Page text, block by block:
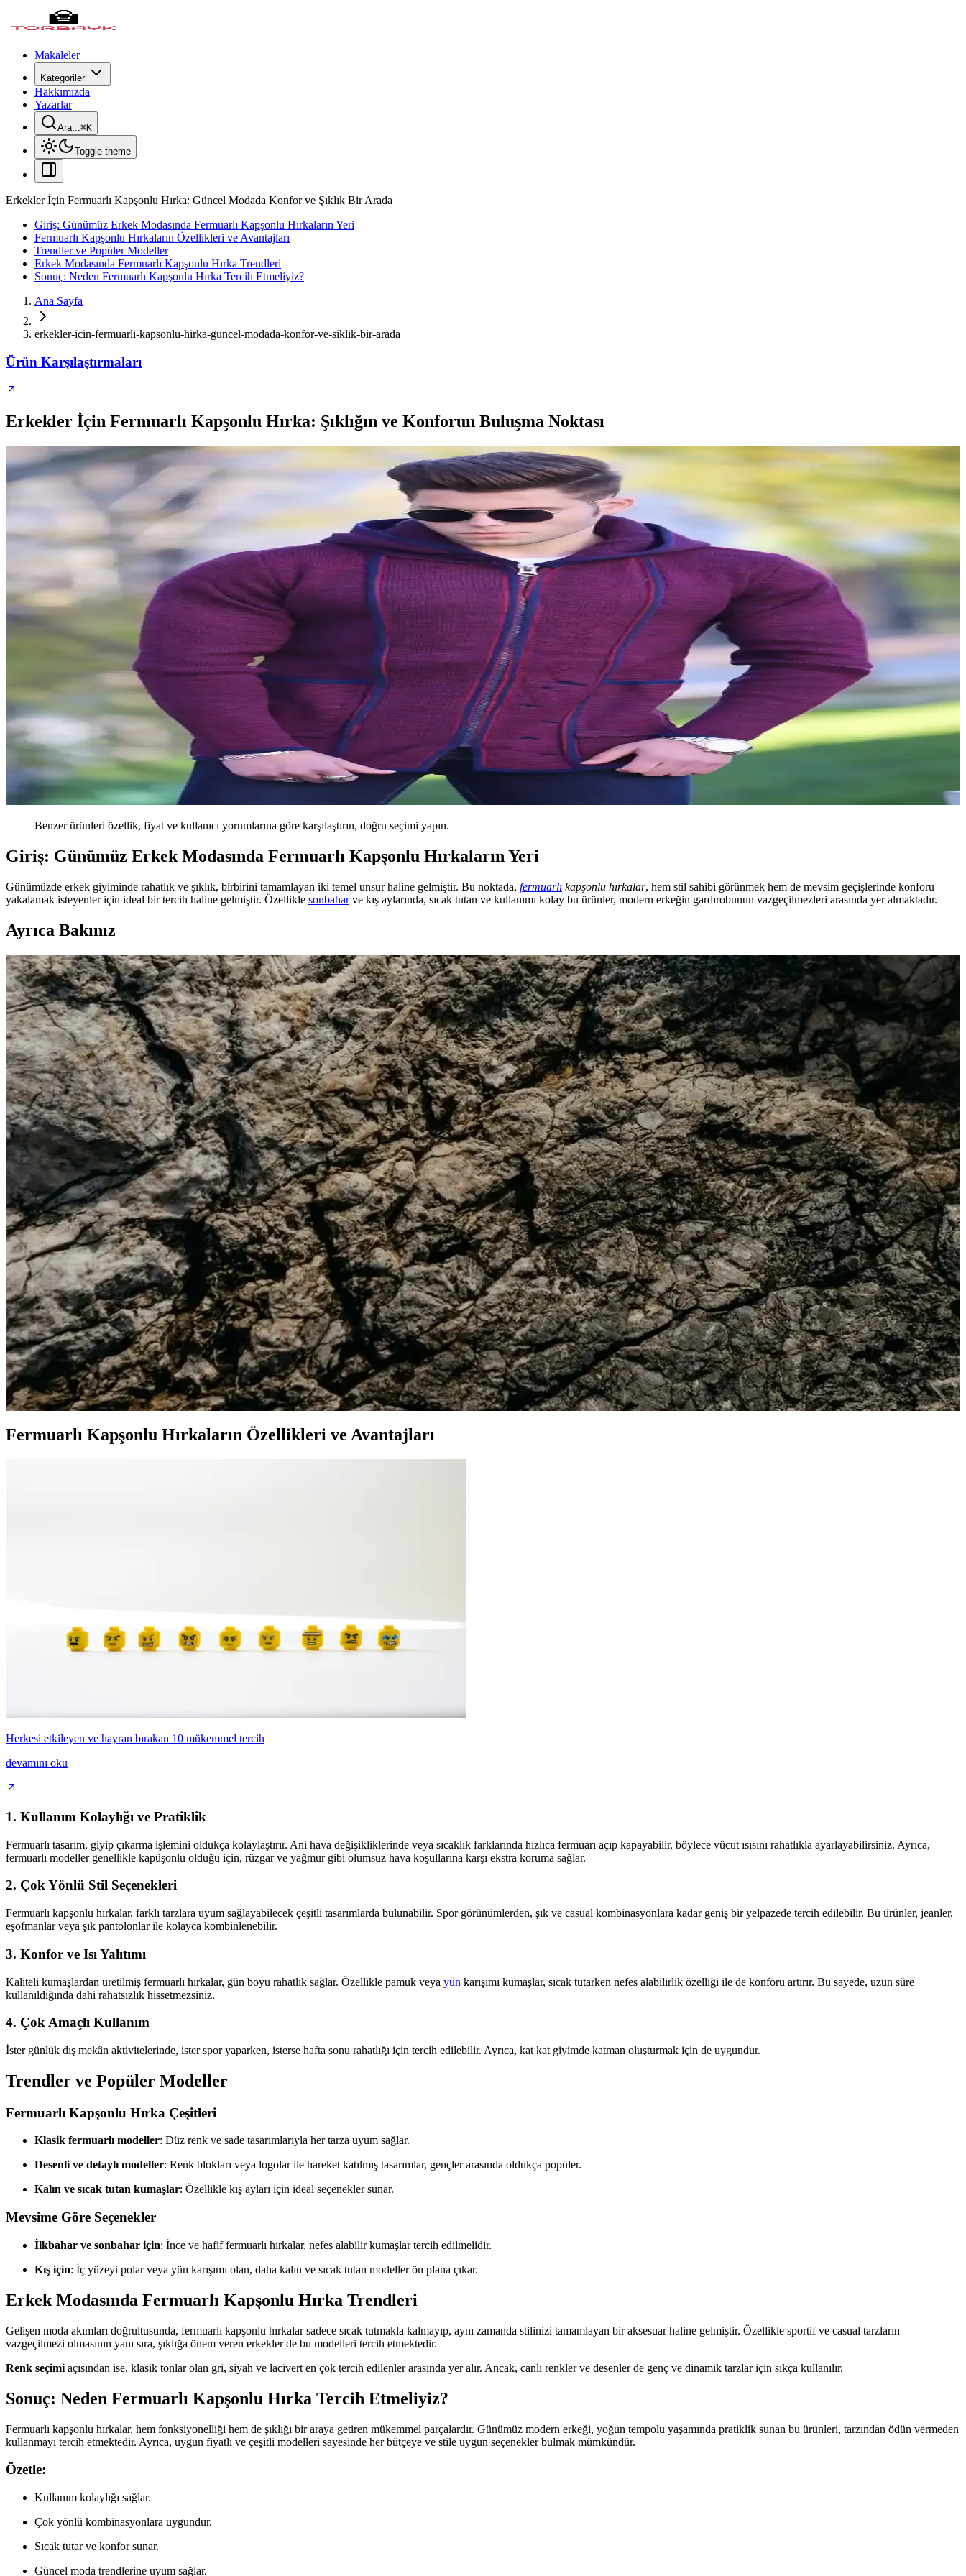
Makaleler
Kategoriler
Hakkımızda
Yazarlar
Ara...⌘K
Toggle theme
Erkekler İçin Fermuarlı Kapşonlu Hırka: Güncel Modada Konfor ve Şıklık Bir Arada
Giriş: Günümüz Erkek Modasında Fermuarlı Kapşonlu Hırkaların Yeri
Fermuarlı Kapşonlu Hırkaların Özellikleri ve Avantajları
Trendler ve Popüler Modeller
Erkek Modasında Fermuarlı Kapşonlu Hırka Trendleri
Sonuç: Neden Fermuarlı Kapşonlu Hırka Tercih Etmeliyiz?
Ana Sayfa
erkekler-icin-fermuarli-kapsonlu-hirka-guncel-modada-konfor-ve-siklik-bir-arada
Ürün Karşılaştırmaları
Erkekler İçin Fermuarlı Kapşonlu Hırka: Şıklığın ve Konforun Buluşma Noktası
Benzer ürünleri özellik, fiyat ve kullanıcı yorumlarına göre karşılaştırın, doğru seçimi yapın.
Giriş: Günümüz Erkek Modasında Fermuarlı Kapşonlu Hırkaların Yeri
Günümüzde erkek giyiminde rahatlık ve şıklık, birbirini tamamlayan iki temel unsur haline gelmiştir. Bu noktada, fermuarlı kapşonlu hırkalar, hem stil sahibi görünmek hem de mevsim geçişlerinde konforu
yakalamak isteyenler için ideal bir tercih haline gelmiştir. Özellikle sonbaharve kış aylarında, sıcak tutan ve kullanımı kolay bu ürünler, modern erkeğin gardırobunun vazgeçilmezleri arasında yer almaktadır.
Ayrıca Bakınız
Erkek Basic Tişörtler: Stil ve Konforun Buluştuğu Günlük Giyim Parçası
Erkek basic tişörtler, rahatlık ve şıklığın temel taşıdır. Çeşitli renk, kesim ve kumaş seçenekleriyle her tarza uygun, uygun fiyatlı ve uzun ömürlü giyim parçasıdır.
Erkekler İçin Uzun Kollu Lacoste Tişörtler: Şıklık ve Konforun Birleştiği Giyim Seçenekleri
Lacoste’un erkekler için tasarladığı uzun kollu tişörtler, şıklık ve konforu bir arada sunar. Kaliteli materyali ve çok yönlü tasarımlarıyla her mevsim ve ortamda tercih edilebilir.
Erkek Sivit Kazaklar: Şıklık ve Konforu Bir Arada Sunan Klasik ve Modern Tasarımlar
Erkek sivit kazaklar, şıklık ve konforu bir araya getirerek farklı tarzlara uyum sağlar. Günlük ve resmi kullanıma uygun, doğal malzemelerden yapılmış modellerle tarzınızı tamamlayın.
Erkek Yırtık Kot Pantolonları: Moda ve Konforun Modern Buluşması
Erkek yırtık kot pantolonlar, stil ve konforu birleştiren modern seçeneklerdir. Farklı modeller, renkler ve detaylar ile her tarza uygun alternatifler sunar.
Erkek Tek Ceket Kombinleri: Güncel ve Şık Stil İpuçları ve Trendler
Erkekler için modern ve şık tek ceket kombinleri, farklı tarzlara uygun öneriler ve stil ipuçlarıyla günlük ve resmi ortamlarda fark yaratmanızı sağlar.
Pierroni Bordo Erkek Seti: Kravat Mendil Kol Düğmesi ve Çorap ile Şıklık ve Fonksiyonellik
Şık ve kaliteli Pierroni bordo erkek seti, kravat, mendil, kol düğmesi ve çorap ile detaylara özen gösterenler için tasarlandı, şıklık ve konforu bir arada sunar.
Harley Davidson Erkek Botları Karşılaştırması Siyah Kauçuk ve Haki Deri Modelleri
Harley Davidson'un siyah kauçuk ve haki deri erkek bot modellerinin özellikleri, kullanıcı yorumları ve performanslarını karşılaştırıyoruz, bilinçli alışveriş için detaylar burada.
2025'te Erkek Modasında Siyah ve Lacivertin Şıklık Sırları
Erkek modasında siyah ve lacivertin uyumuyla şıklığınızı artırın. Kombin önerileri ve stil ipuçları için hemen keşfedin!
Fermuarlı Kapşonlu Hırkaların Özellikleri ve Avantajları
Herkesi etkileyen ve hayran bırakan 10 mükemmel tercih
devamını oku
1. Kullanım Kolaylığı ve Pratiklik
Fermuarlı tasarım, giyip çıkarma işlemini oldukça kolaylaştırır. Ani hava değişikliklerinde veya sıcaklık farklarında hızlıca fermuarı açıp kapayabilir, böylece vücut ısısını rahatlıkla ayarlayabilirsiniz. Ayrıca,
fermuarlı modeller genellikle kapüşonlu olduğu için, rüzgar ve yağmur gibi olumsuz hava koşullarına karşı ekstra koruma sağlar.
2. Çok Yönlü Stil Seçenekleri
Fermuarlı kapşonlu hırkalar, farklı tarzlara uyum sağlayabilecek çeşitli tasarımlarda bulunabilir. Spor görünümlerden, şık ve casual kombinasyonlara kadar geniş bir yelpazede tercih edilebilir. Bu ürünler, jeanler,
eşofmanlar veya şık pantolonlar ile kolayca kombinlenebilir.
3. Konfor ve Isı Yalıtımı
Kaliteli kumaşlardan üretilmiş fermuarlı hırkalar, gün boyu rahatlık sağlar. Özellikle pamuk veya yün karışımı kumaşlar, sıcak tutarken nefes alabilirlik özelliği ile de konforu artırır. Bu sayede, uzun süre
kullanıldığında dahi rahatsızlık hissetmezsiniz.
4. Çok Amaçlı Kullanım
İster günlük dış mekân aktivitelerinde, ister spor yaparken, isterse hafta sonu rahatlığı için tercih edilebilir. Ayrıca, kat kat giyimde katman oluşturmak için de uygundur.
Trendler ve Popüler Modeller
Fermuarlı Kapşonlu Hırka Çeşitleri
Klasik fermuarlı modeller: Düz renk ve sade tasarımlarıyla her tarza uyum sağlar.
Desenli ve detaylı modeller: Renk blokları veya logolar ile hareket katılmış tasarımlar, gençler arasında oldukça popüler.
Kalın ve sıcak tutan kumaşlar: Özellikle kış ayları için ideal seçenekler sunar.
Mevsime Göre Seçenekler
İlkbahar ve sonbahar için: İnce ve hafif fermuarlı hırkalar, nefes alabilir kumaşlar tercih edilmelidir.
Kış için: İç yüzeyi polar veya yün karışımı olan, daha kalın ve sıcak tutan modeller ön plana çıkar.
Erkek Modasında Fermuarlı Kapşonlu Hırka Trendleri
Gelişen moda akımları doğrultusunda, fermuarlı kapşonlu hırkalar sadece sıcak tutmakla kalmayıp, aynı zamanda stilinizi tamamlayan bir aksesuar haline gelmiştir. Özellikle sportif ve casual tarzların
vazgeçilmezi olmasının yanı sıra, şıklığa önem veren erkekler de bu modelleri tercih etmektedir.
Renk seçimi açısından ise, klasik tonlar olan gri, siyah ve lacivert en çok tercih edilenler arasında yer alır. Ancak, canlı renkler ve desenler de genç ve dinamik tarzlar için sıkça kullanılır.
Sonuç: Neden Fermuarlı Kapşonlu Hırka Tercih Etmeliyiz?
Fermuarlı kapşonlu hırkalar, hem fonksiyonelliği hem de şıklığı bir araya getiren mükemmel parçalardır. Günümüz modern erkeği, yoğun tempolu yaşamında pratiklik sunan bu ürünleri, tarzından ödün vermeden
kullanmayı tercih etmektedir. Ayrıca, uygun fiyatlı ve çeşitli modelleri sayesinde her bütçeye ve stile uygun seçenekler bulmak mümkündür.
Özetle:
Kullanım kolaylığı sağlar.
Çok yönlü kombinasyonlara uygundur.
Sıcak tutar ve konfor sunar.
Güncel moda trendlerine uyum sağlar.